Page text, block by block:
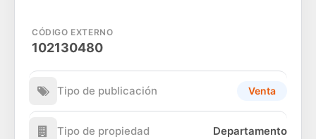
CÓDIGO EXTERNO
102130480
Tipo de publicación Venta
Tipo de propiedad Departamento